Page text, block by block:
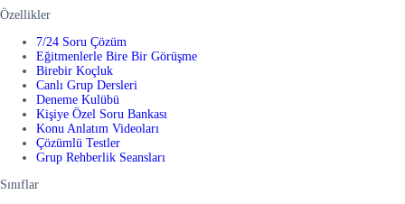
Özellikler
7/24 Soru Çözüm
Eğitmenlerle Bire Bir Görüşme
Birebir Koçluk
Canlı Grup Dersleri
Deneme Kulübü
Kişiye Özel Soru Bankası
Konu Anlatım Videoları
Çözümlü Testler
Grup Rehberlik Seansları
Sınıflar